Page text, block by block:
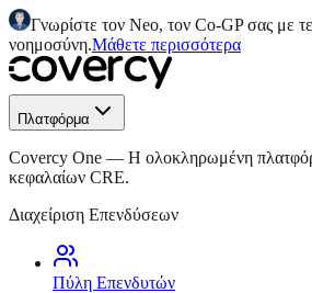
Γνωρίστε τον Neo, τον Co-GP σας με
νοημοσύνη.Μάθετε περισσότερα
Πλατφόρμα
Covercy One — Η ολοκληρωμένη
κεφαλαίων CRE.
Διαχείριση Επενδύσεων
Πύλη Επενδυτών